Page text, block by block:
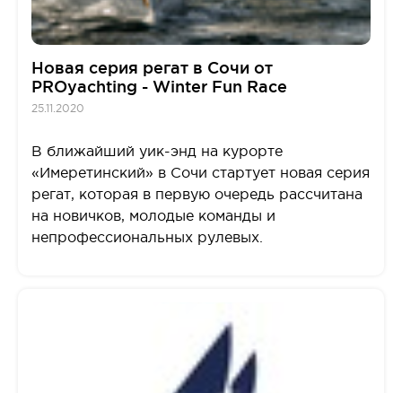
Новая серия регат в Сочи от
PROyachting - Winter Fun Race
25.11.2020
В ближайший уик-энд на курорте
«Имеретинский» в Сочи стартует новая серия
регат, которая в первую очередь рассчитана
на новичков, молодые команды и
непрофессиональных рулевых.